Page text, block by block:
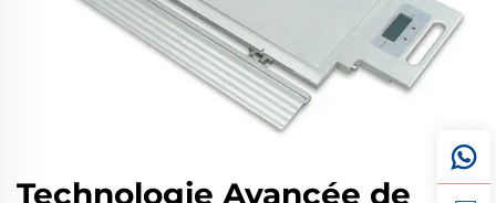
Technologie Avancée de